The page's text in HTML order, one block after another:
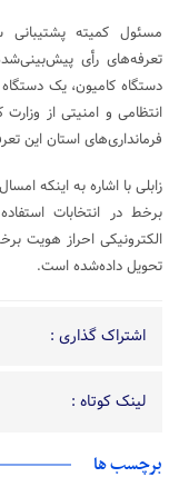
مسئول کمیته
دستگاه کامیون، یک
انتظامی و امنیتی از
فرمانداری‌های استان این
زابلی با اشاره به اینکه
الکترونیکی احراز هویت
تحویل داده‌شده است.
اشتراک گذاری :
لینک کوتاه :
برچسب ها